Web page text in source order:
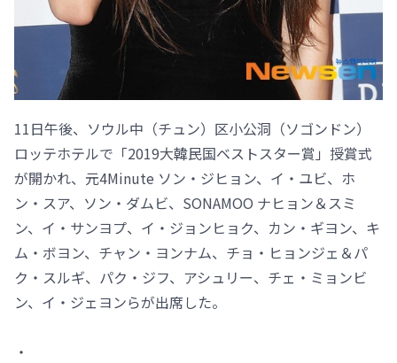
11日午後、ソウル中（チュン）区小公洞（ソゴンドン）
ロッテホテルで「2019大韓民国ベストスター賞」授賞式
が開かれ、元4Minute ソン・ジヒョン、イ・ユビ、ホ
ン・スア、ソン・ダムビ、SONAMOO ナヒョン＆スミ
ン、イ・サンヨプ、イ・ジョンヒョク、カン・ギヨン、キ
ム・ボヨン、チャン・ヨンナム、チョ・ヒョンジェ＆パ
ク・スルギ、パク・ジフ、アシュリー、チェ・ミョンビ
ン、イ・ジェヨンらが出席した。
・